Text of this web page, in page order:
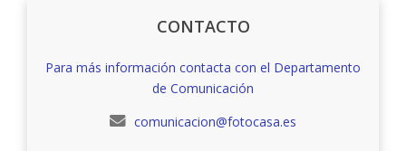
CONTACTO
Para más información contacta con el Departamento
de Comunicación
comunicacion@fotocasa.es